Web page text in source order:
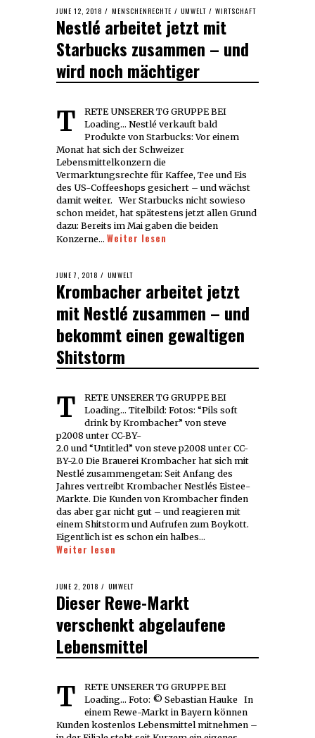
POSTED
ON
JUNE 12, 2018 JUNE
2018
MENSCHENRECHTE / UMWELT / WIRTSCHAFT
Nestlé arbeitet jetzt mit
Starbucks zusammen – und
wird noch mächtiger
TRETE UNSERER TG GRUPPE BEI
Loading... Nestlé verkauft bald
Produkte von Starbucks: Vor einem
Monat hat sich der Schweizer
Lebensmittelkonzern die
Vermarktungsrechte für Kaffee, Tee und Eis
des US-Coffeeshops gesichert – und wächst
damit weiter. Wer Starbucks nicht sowieso
schon meidet, hat spätestens jetzt allen Grund
dazu: Bereits im Mai gaben die beiden
Konzerne… Weiter lesen
POSTED
ON
JUNE 7, 2018 JUNE
2018
UMWELT
Krombacher arbeitet jetzt
mit Nestlé zusammen – und
bekommt einen gewaltigen
Shitstorm
TRETE UNSERER TG GRUPPE BEI
Loading... Titelbild: Fotos: “Pils soft
drink by Krombacher” von steve
p2008 unter CC-BY-
2.0 und “Untitled” von steve p2008 unter CC-
BY-2.0 Die Brauerei Krombacher hat sich mit
Nestlé zusammengetan: Seit Anfang des
Jahres vertreibt Krombacher Nestlés Eistee-
Markte. Die Kunden von Krombacher finden
das aber gar nicht gut – und reagieren mit
einem Shitstorm und Aufrufen zum Boykott.
Eigentlich ist es schon ein halbes…
Weiter lesen
POSTED
ON
JUNE 2, 2018 JUNE
2018
UMWELT
Dieser Rewe-Markt
verschenkt abgelaufene
Lebensmittel
TRETE UNSERER TG GRUPPE BEI
Loading... Foto: © Sebastian Hauke In
einem Rewe-Markt in Bayern können
Kunden kostenlos Lebensmittel mitnehmen –